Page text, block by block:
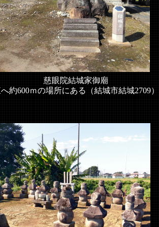
結城家御廟
約600ｍの場所にある（結城市結城2709